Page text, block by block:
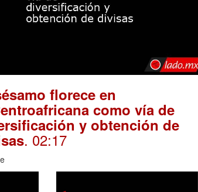
florece en
como vía de
y obtención de
. 02:17